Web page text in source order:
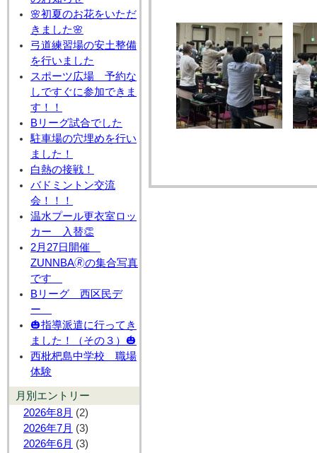
🌸初夏のお花をいただ
きました🌸
弓道練習場の安土整備
を行いました
スポーツ広場 予約な
しですぐに参加できま
す！！
Bリーグ試合でした
駐車場の穴埋めを行い
ました！
白熱の接戦！
バドミントン交流
会！！！
温水プール更衣室ロッ
カー 入替👏
2月27日開催
ZUNNBA🄬の集合写真
です
Bリーグ 西区民デ
ー
🎃指導派遣に行ってき
ました！（その３）🎃
西枇杷島中学校 職場
体験
月別エントリー
2026年8月 (2)
2026年7月 (3)
2026年6月 (3)